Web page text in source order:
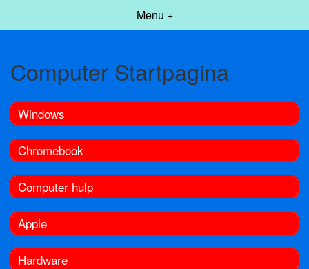
Menu +
Computer Startpagina
Windows
Chromebook
Computer hulp
Apple
Hardware